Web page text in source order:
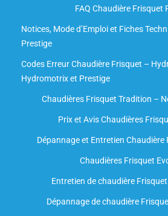
FAQ Chaudière Frisquet
Notices, Mode d’Emploi et Fiches
Prestige
Codes Erreur Chaudière Frisquet –
Hydromotrix et Prestige
Chaudières Frisquet Tradition –
Prix et Avis Chaudières
Dépannage et Entretien Chaudière
Chaudières Frisquet
Entretien de chaudière
Dépannage de chaudière